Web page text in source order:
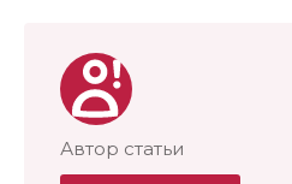
Автор статьи